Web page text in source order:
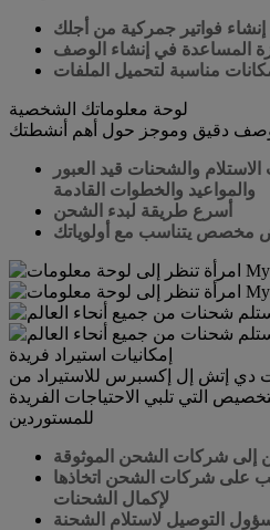
إنشاء فواتير جمركية من أجلك
المساعدة في إنشاء الوصف
مناسبة لتحميل الملفات
لوحة معلوماتك الشخصية
دقيق وموجز حول أهم أنشطتك
والشحنات قيد العبور
والمواعيد والخطوات القادمة
أسرع طريقة لبدء الشحن
مخصص يتناسب مع أولوياتك
إمكانيات استيراد فريدة
دي إتش إل إكسبرس للاستيراد من
التي تلبي الاحتياجات الفريدة
للمستوردين
إلى شركات الشحن الموثوقة
على شركات الشحن اتخاذها
لإكمال الشحنات
التوصيل لاستلام الشحنة